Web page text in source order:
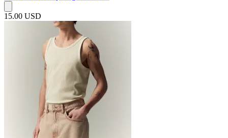
15.00 USD